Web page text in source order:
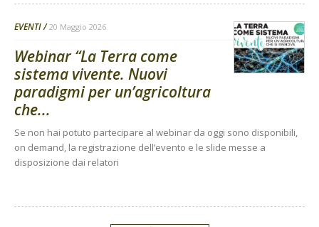
EVENTI 20 Maggio 2026
Webinar “La Terra come
sistema vivente. Nuovi
paradigmi per un’agricoltura
che...
Se non hai potuto partecipare al webinar da oggi sono disponibili,
on demand, la registrazione dell’evento e le slide messe a
disposizione dai relatori